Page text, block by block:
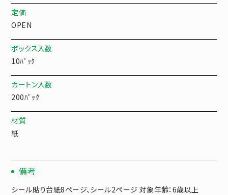
定価
OPEN
ボックス入数
10ﾊﾟｯｸ
カートン入数
200ﾊﾟｯｸ
材質
紙
備考
シール貼り台紙8ページ、シール2ページ 対象年齢：6歳以上